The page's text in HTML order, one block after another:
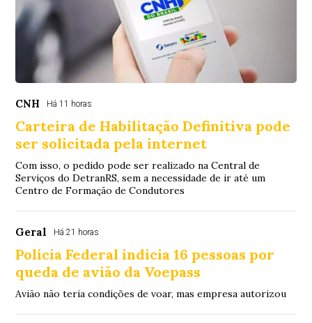
CNH Há 11 horas
Carteira de Habilitação Definitiva pode
ser solicitada pela internet
Com isso, o pedido pode ser realizado na Central de
Serviços do DetranRS, sem a necessidade de ir até um
Centro de Formação de Condutores
Geral Há 21 horas
Polícia Federal indicia 16 pessoas por
queda de avião da Voepass
Avião não teria condições de voar, mas empresa autorizou